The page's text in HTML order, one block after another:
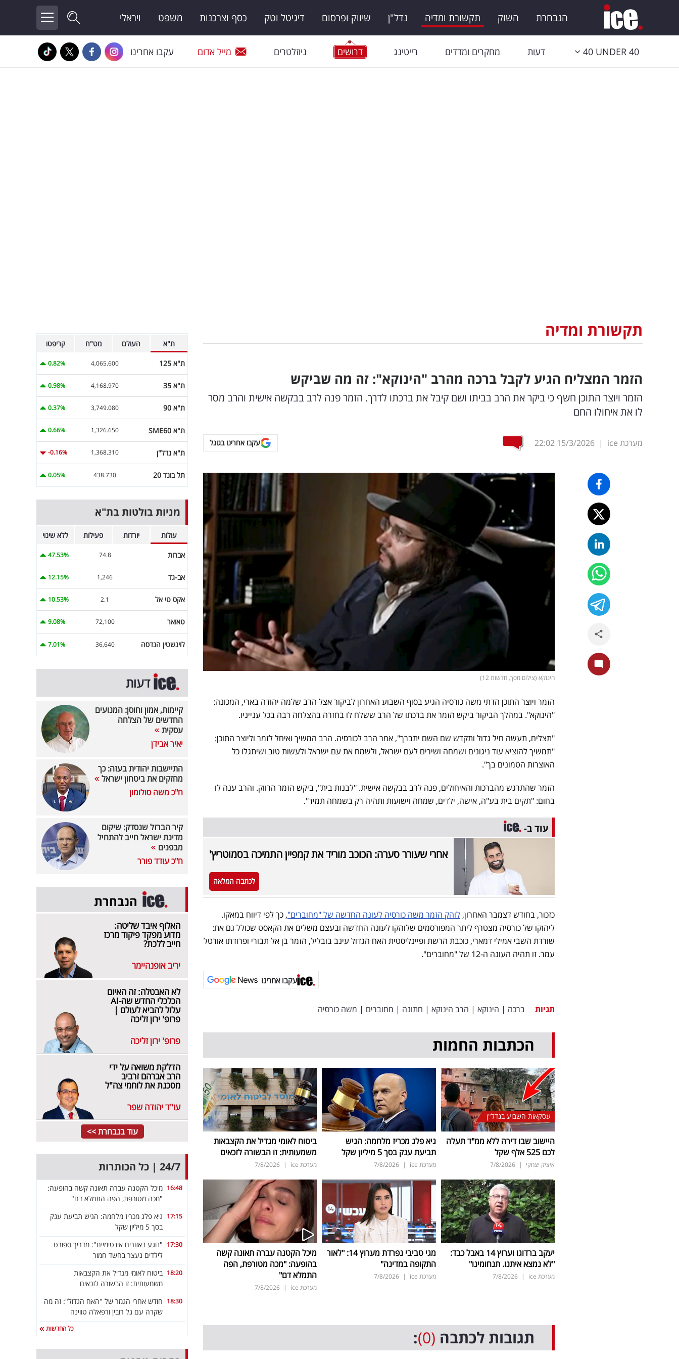
הנבחרת השוק תקשורת ומדיה נדל"ן שיווק ופרסום דיגיטל וטק כסף וצרכנות משפט ויראלי
40 UNDER 40 דעות מחקרים ומדדים רייטינג דרושים ניוזלטרים מייל אדום עקבו אחרינו
תקשורת ומדיה
הזמר המצליח הגיע לקבל ברכה מהרב "הינוקא": זה מה שביקש
הזמר ויוצר התוכן חשף כי ביקר את הרב בביתו ושם קיבל את ברכתו לדרך. הזמר פנה לרב בבקשה אישית והרב מסר
לו את איחולו החם
מערכת ice |
15/3/2026
22:02 עקבו אחרינו בגוגל
הינוקא (צילום מסך, חדשות 12)
הזמר ויוצר התוכן הדתי משה כורסיה הגיע בסוף השבוע האחרון לביקור אצל הרב שלמה יהודה בארי, המכונה:
"הינוקא". במהלך הביקור ביקש הזמר את ברכתו של הרב ששלח לו בחזרה בהצלחה רבה בכל ענייניו.
"תצליח, תעשה חיל גדול ותקדש שם השם יתברך", אמר הרב לכורסיה. הרב המשיך ואיחל לזמר וליוצר התוכן:
"תמשיך להוציא עוד ניגונים ושמחה ושירים לעם ישראל, ולשמח את עם ישראל ולעשות טוב ושיתגלו כל
האוצרות הטמונים בך".
הזמר שהתרגש מהברכות והאיחולים, פנה לרב בבקשה אישית. "לבנות בית", ביקש הזמר הרווק. והרב ענה לו
בחום: "תקים בית בע"ה, אישה, ילדים, שמחה וישועות ותהיה רק בשמחה תמיד".
עוד ב-
אחרי שעורר סערה: הכוכב מוריד את קמפיין התמיכה בסמוטריץ'
לכתבה המלאה
כזכור, בחודש דצמבר האחרון, לוהק הזמר משה כורסיה לעונה החדשה של "מחוברים", כך לפי דיווח במאקו.
ליהוקו של כורסיה מצטרף ליתר המפורסמים שלוהקו לעונה החדשה ובעצם משלים את הקאסט שכולל גם את:
שורדת השבי אמילי דמארי, כוכבת הרשת ופיינליסטית האח הגדול עינב בובליל, הזמר בן אל תבורי ופרודתו אורטל
עמר. זו תהיה העונה ה-12 של "מחוברים".
עקבו אחרינו
תגיות ברכה | הינוקא | הרב הינוקא | חתונה | מחוברים | משה כורסיה
הכתבות החמות
עסקאות השבוע בנדל"ן
היישוב שבו דירה ללא ממ"ד תעלה
לכם 525 אלף שקל
איציק יצחקי |
7/8/2026
גיא פלג מכריז מלחמה: הגיש
תביעת ענק בסך 5 מיליון שקל
מערכת ice |
7/8/2026
ביטוח לאומי מגדיל את הקצבאות
משמעותית: זו הבשורה לזכאים
מערכת ice |
7/8/2026
יעקב ברדוגו וערוץ 14 באבל כבד:
"לא נמצא איתנו. תנחומינו"
מערכת ice |
7/8/2026
מגי טביבי נפרדת מערוץ 14: "לאור
התקופה במדינה"
מערכת ice |
7/8/2026
מיכל הקטנה עברה תאונה קשה
בהופעה: "מכה מטורפת, הפה
התמלא דם"
מערכת ice |
7/8/2026
תגובות לכתבה (0)
:
ת"א העולם מט"ח קריפטו
ת"א 125 4,065.600
0.82%
ת"א 35 4,168.970
0.98%
ת"א 90 3,749.080
0.37%
ת"א SME60 1,326.650
0.66%
ת"א נדל"ן 1,368.310
-0.16%
תל בונד 20 438.730
0.05%
מניות בולטות בת"א
עולות יורדות פעילות ללא שינוי
אברות 74.8
47.53%
אב-גד 1,246
12.15%
אקס טי אל 2.1
10.53%
טאואר 72,100
9.08%
לוינשטין הנדסה 36,640
7.01%
דעות
קיימות, אמון וחוסן: המנועים
החדשים של הצלחה
עסקית
יאיר אבידן
התיישבות יהודית בעזה: כך
מחזקים את ביטחון ישראל
ח"כ משה סולומון
קיר הברזל שנסדק: שיקום
מדינת ישראל חייב להתחיל
מבפנים
ח"כ עודד פורר
הנבחרת
האלוף איבד שליטה:
מדוע מפקד פיקוד מרכז
חייב ללכת?
יריב אופנהיימר
לא האבטלה: זה האיום
הכלכלי החדש שה-AI
עלול להביא לעולם |
פרופ' ירון זליכה
פרופ' ירון זליכה
הדלקת משואה על ידי
הרב אברהם זרביב
מסכנת את לוחמי צה"ל
עו"ד יהודה שפר
עוד בנבחרת >>
24/7 | כל הכותרות
16:48 מיכל הקטנה עברה תאונה קשה בהופעה:
"מכה מטורפת, הפה התמלא דם"
17:15 גיא פלג מכריז מלחמה: הגיש תביעת ענק
בסך 5 מיליון שקל
17:30 "נוגע באזורים אינטימיים": מדריך ספורט
לילדים נעצר בחשד חמור
18:20 ביטוח לאומי מגדיל את הקצבאות
משמעותית: זו הבשורה לזכאים
18:30 חודש אחרי הגמר של "האח הגדול": זה מה
שקרה עם גל רובין ורפאלה טווינה
כל החדשות